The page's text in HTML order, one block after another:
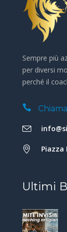
Sempre più
per diversi
perché il
Piazza
Ultimi